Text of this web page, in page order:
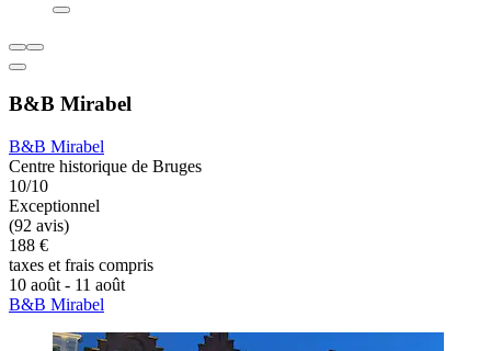
B&B Mirabel
B&B Mirabel
Centre historique de Bruges
10/10
Exceptionnel
(92 avis)
188 €
taxes et frais compris
10 août - 11 août
B&B Mirabel